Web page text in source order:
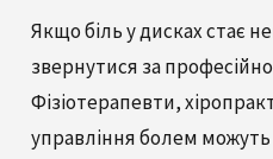
Якщо біль у дисках стає
звернутися за
Фізіотерапевти,
управління болем